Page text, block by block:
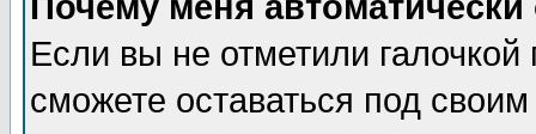
Если вы не отметили галочкой
сможете оставаться под